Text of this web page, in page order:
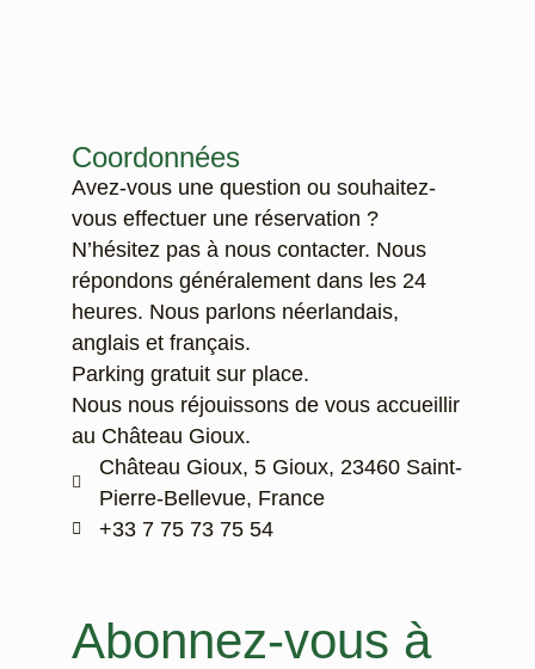
Coordonnées
Avez-vous une question ou souhaitez-
vous effectuer une réservation ?
N’hésitez pas à nous contacter. Nous
répondons généralement dans les 24
heures. Nous parlons néerlandais,
anglais et français.
Parking gratuit sur place.
Nous nous réjouissons de vous accueillir
au Château Gioux.
Château Gioux, 5 Gioux, 23460 Saint-
Pierre-Bellevue, France
‭+33 7 75 73 75 54‬
Abonnez-vous à